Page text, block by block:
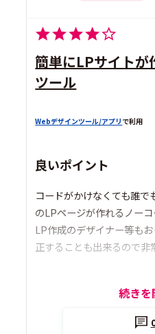
簡単にLPサイトが
ツール
Webデザインツール/アプリ で利用
良いポイント
コードがかけなくても誰で
のLPページが作れるノー
LP作成のデザイナー等も
正することも出来るので非
続きを